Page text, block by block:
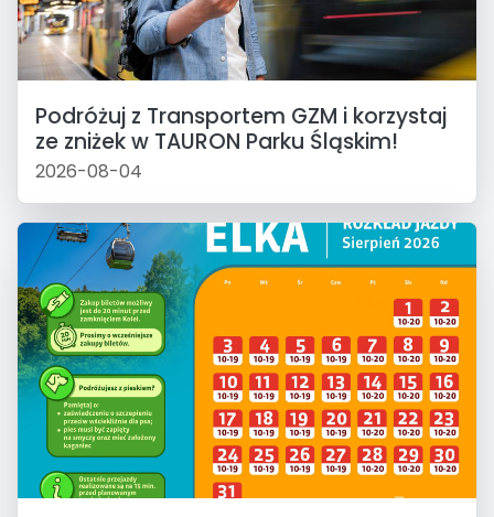
Podróżuj z Transportem GZM i korzystaj
ze zniżek w TAURON Parku Śląskim!
2026-08-04